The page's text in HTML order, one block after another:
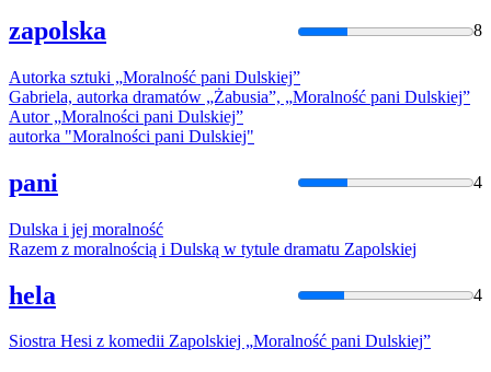
zapolska 8
Autorka sztuki „Moralność pani Dulskiej”
Gabriela, autorka dramatów „Żabusia”, „Moralność pani Dulskiej”
Autor „Moralności pani Dulskiej”
autorka "Moralności pani Dulskiej"
pani 4
Dulska i jej moralność
Razem z moralnością i Dulską w tytule dramatu Zapolskiej
hela 4
Siostra Hesi z komedii Zapolskiej „Moralność pani Dulskiej”